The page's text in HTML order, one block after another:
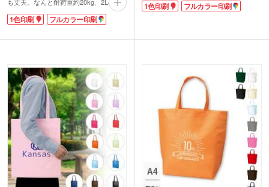
ットボトルなら10本分です!通気性が良
く衣類や靴、バッグなどを入れても湿気
抜群。
デザインに名入れが映えてPR効果も期
待できます。低コストなので大量生産に
もぴったり。アパレルのショップバッグ
や展示会のカタログ・ノベルティ入れと
してオススメです。
1色印刷 フルカラー印刷
スクエアトートは、ゆとりのマチで収納
1色印刷 フルカラー印刷